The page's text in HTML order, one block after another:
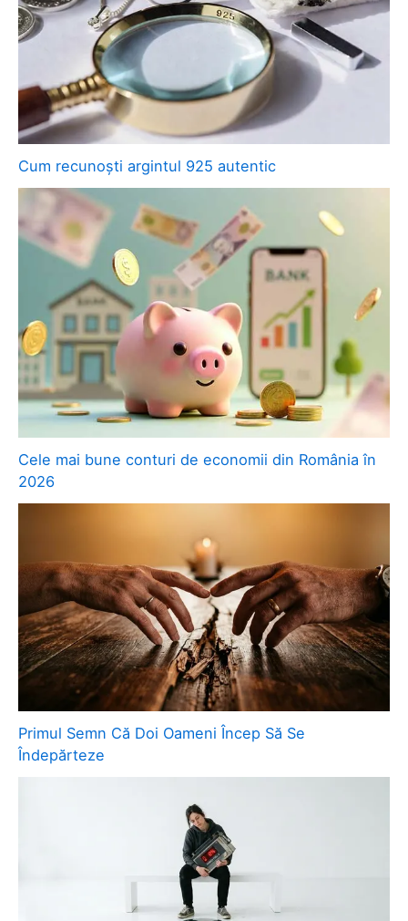
Cum recunoști argintul 925 autentic
Cele mai bune conturi de economii din România în
2026
Primul Semn Că Doi Oameni Încep Să Se
Îndepărteze